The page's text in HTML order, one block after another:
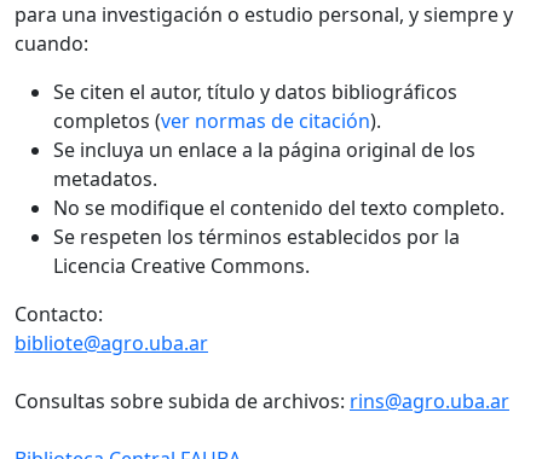
para una investigación o estudio personal, y siempre y
cuando:
Se citen el autor, título y datos bibliográficos
completos (ver normas de citación).
Se incluya un enlace a la página original de los
metadatos.
No se modifique el contenido del texto completo.
Se respeten los términos establecidos por la
Licencia Creative Commons.
Contacto:
bibliote@agro.uba.ar
Consultas sobre subida de archivos: rins@agro.uba.ar